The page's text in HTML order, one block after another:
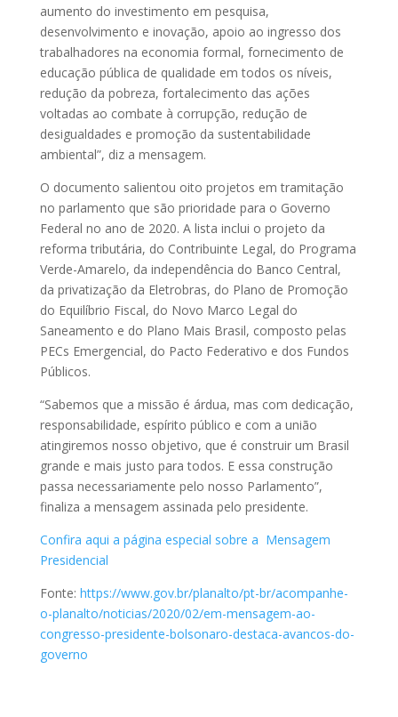
aumento do investimento em pesquisa,
desenvolvimento e inovação, apoio ao ingresso dos
trabalhadores na economia formal, fornecimento de
educação pública de qualidade em todos os níveis,
redução da pobreza, fortalecimento das ações
voltadas ao combate à corrupção, redução de
desigualdades e promoção da sustentabilidade
ambiental”, diz a mensagem.
O documento salientou oito projetos em tramitação
no parlamento que são prioridade para o Governo
Federal no ano de 2020. A lista inclui o projeto da
reforma tributária, do Contribuinte Legal, do Programa
Verde-Amarelo, da independência do Banco Central,
da privatização da Eletrobras, do Plano de Promoção
do Equilíbrio Fiscal, do Novo Marco Legal do
Saneamento e do Plano Mais Brasil, composto pelas
PECs Emergencial, do Pacto Federativo e dos Fundos
Públicos.
“Sabemos que a missão é árdua, mas com dedicação,
responsabilidade, espírito público e com a união
atingiremos nosso objetivo, que é construir um Brasil
grande e mais justo para todos. E essa construção
passa necessariamente pelo nosso Parlamento”,
finaliza a mensagem assinada pelo presidente.
Confira aqui a página especial sobre a Mensagem
Presidencial
Fonte: https://www.gov.br/planalto/pt-br/acompanhe-
o-planalto/noticias/2020/02/em-mensagem-ao-
congresso-presidente-bolsonaro-destaca-avancos-do-
governo